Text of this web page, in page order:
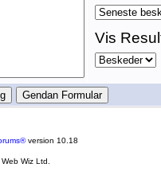
Vis
version 10.18
Wiz Ltd.